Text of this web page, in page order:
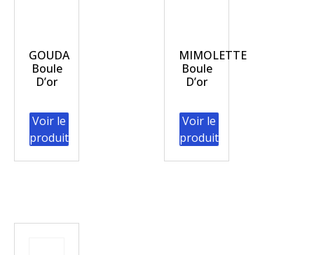
GOUDA
Boule
D’or
Voir le
produit
MIMOLETTE
Boule
D’or
Voir le
produit